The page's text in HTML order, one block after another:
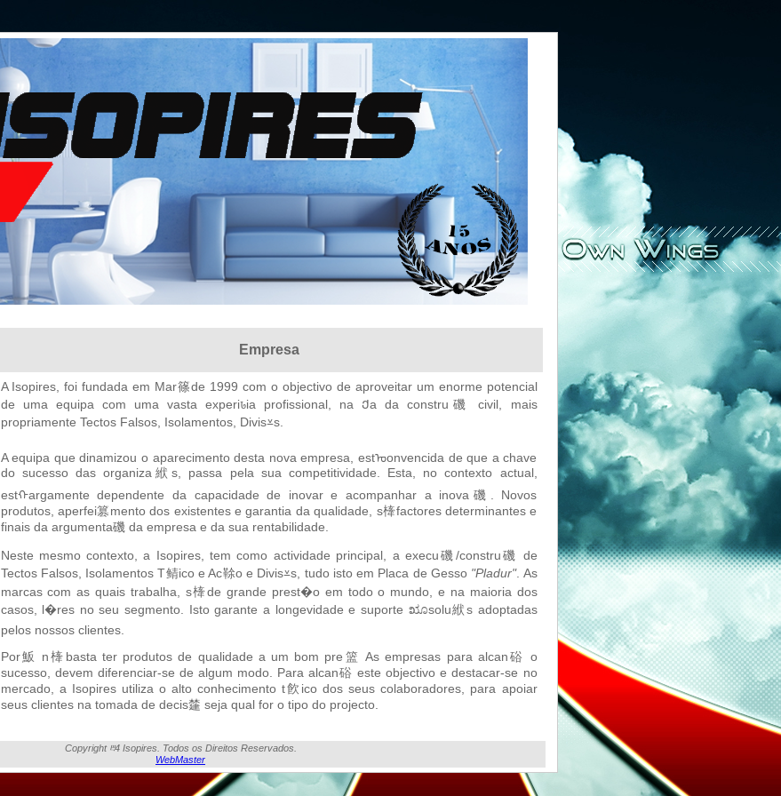
Empresa
A Isopires, foi fundada em Mar篠de 1999 com o objectivo de aproveitar um enorme potencial
de uma equipa com uma vasta experiꮣia profissional, na Ქa da constru磯 civil, mais
propriamente Tectos Falsos, Isolamentos, Divis⩡s.
A equipa que dinamizou o aparecimento desta nova empresa, estᠣonvencida de que a chave
do sucesso das organiza絥s, passa pela sua competitividade. Esta, no contexto actual,
estᠬargamente dependente da capacidade de inovar e acompanhar a inova磯. Novos
produtos, aperfei篡mento dos existentes e garantia da qualidade, s㯠factores determinantes e
finais da argumenta磯 da empresa e da sua rentabilidade.
Neste mesmo contexto, a Isopires, tem como actividade principal, a execu磯/constru磯 de
Tectos Falsos, Isolamentos T鲭ico e Ac䩣o e Divis⩡s, tudo isto em Placa de Gesso "Pladur". As
marcas com as quais trabalha, s㯠de grande prest�o em todo o mundo, e na maioria dos
casos, l�res no seu segmento. Isto garante a longevidade e suporte ೠsolu絥s adoptadas
pelos nossos clientes.
Por魬 n㯠basta ter produtos de qualidade a um bom pre篮 As empresas para alcan硲 o
sucesso, devem diferenciar-se de algum modo. Para alcan硲 este objectivo e destacar-se no
mercado, a Isopires utiliza o alto conhecimento t飮ico dos seus colaboradores, para apoiar
seus clientes na tomada de decis㯬 seja qual for o tipo do projecto.
Copyright ⰱ4 Isopires. Todos os Direitos Reservados.
WebMaster